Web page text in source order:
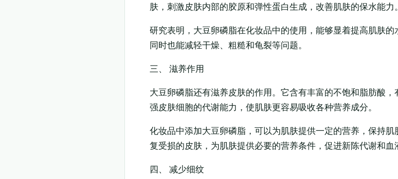
肤，刺激皮肤内部的胶原和弹性蛋白生成，改善肌肤的保水能力。
研究表明，大豆卵磷脂在化妆品中的使用，能够显着提高肌肤的
同时也能减轻干燥、粗糙和龟裂等问题。
三、 滋养作用
大豆卵磷脂还有滋养皮肤的作用。它含有丰富的不饱和脂肪酸
强皮肤细胞的代谢能力，使肌肤更容易吸收各种营养成分。
化妆品中添加大豆卵磷脂，可以为肌肤提供一定的营养，保持
复受损的皮肤，为肌肤提供必要的营养条件，促进新陈代谢和血
四、 减少细纹